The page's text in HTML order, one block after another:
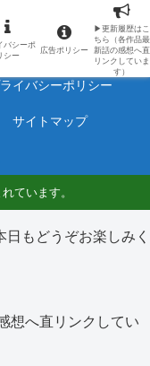
毎日更新しています。
プロフィール
イバシーポリシー
サイトマップ
ています。
もどうぞお楽しみく
想へ直リンクしてい
バシーポ
シー
広告ポリシー
▶更新履歴はこ
ちら（各作品最
新話の感想へ直
リンクしていま
す）